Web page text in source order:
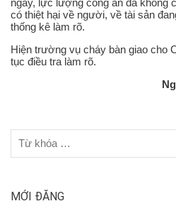
có thiệt hại về người, về tài sản
thống kê làm rõ.
Hiện trường vụ cháy bàn giao cho
tục điều tra làm rõ.
MỚI ĐĂNG